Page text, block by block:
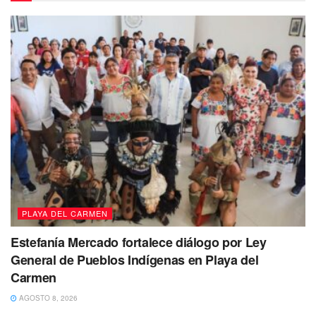
“Nos importan todas y todos, por eso
es importante que existan playas
inclusivas, ya que la discapacidad
puede llegar a cualquiera. Punta
Esmeralda es una playa certificada
Blue Flag y ahora cuenta con camino
deck, área de anfibios, baños,
vestidores, todo adaptado para
personas con discapacidad” manifestó
Lili Campos.
PLAYA DEL CARMEN
Estefanía Mercado fortalece diálogo por Ley
General de Pueblos Indígenas en Playa del
Carmen
AGOSTO 8, 2026